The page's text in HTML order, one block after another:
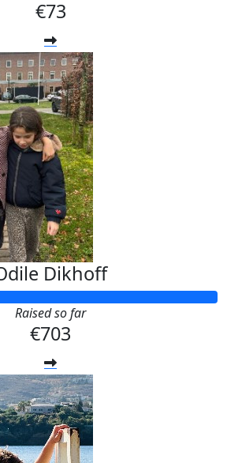
€73
Dikhoff
Raised so far
€703